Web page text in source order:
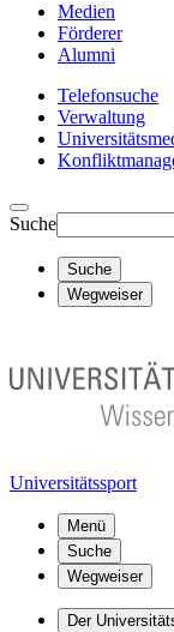
Medien
Förderer
Alumni
Telefonsuche
Verwaltung
Suche
Suche
Wegweiser
Universitätssport
Menü
Suche
Wegweiser
Der